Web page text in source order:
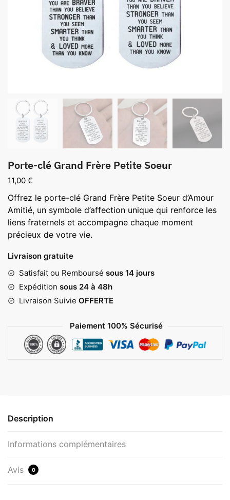
Porte-clé Grand Frère Petite Soeur
11,00 €
Offrez le porte-clé Grand Frère Petite Soeur d’Amour
Amitié, un symbole d’affection unique qui renforce les
liens fraternels et accompagne chaque moment
précieux de votre vie.
Livraison gratuite
Satisfait ou Remboursé sous 14 jours
Expédition sous 24 à 48h
Livraison Suivie OFFERTE
Paiement 100% Sécurisé
Description
Informations complémentaires
Avis 0